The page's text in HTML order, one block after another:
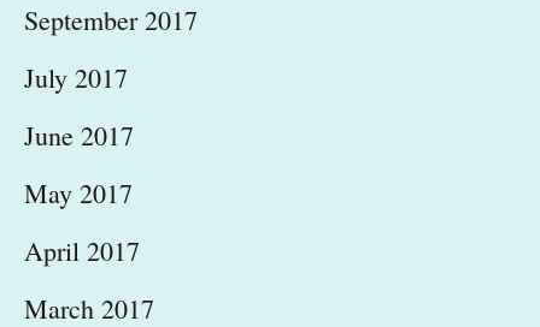
September 2017
July 2017
June 2017
May 2017
April 2017
March 2017